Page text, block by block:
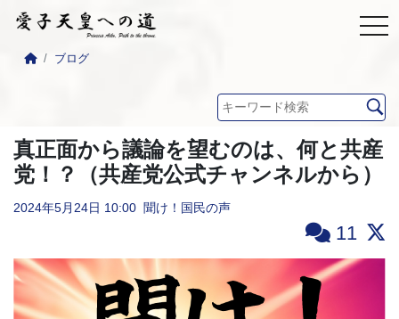
ブログ
真正面から議論を望むのは、何と共産
党！？（共産党公式チャンネルから）
2024年5月24日 10:00 聞け！国民の声
11